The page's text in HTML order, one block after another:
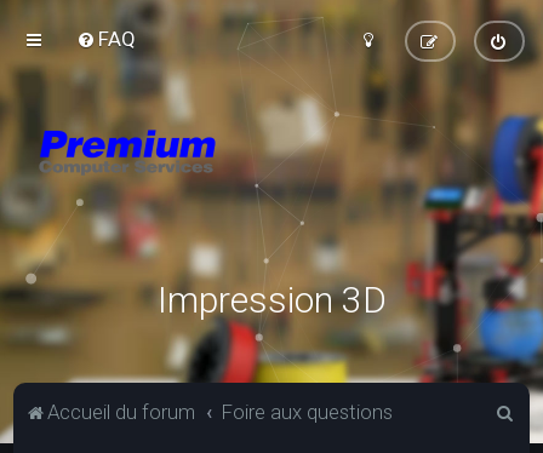
FAQ
Impression 3D
Accueil du forum Foire aux questions